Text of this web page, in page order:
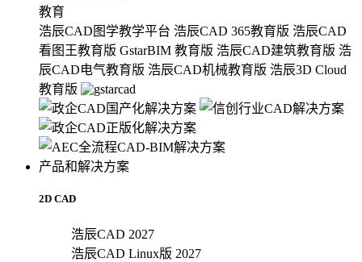
教育
浩辰CAD图学教学平台 浩辰CAD 365教育版 浩辰CAD
看图王教育版 GstarBIM 教育版 浩辰CAD建筑教育版 浩
辰CAD电气教育版 浩辰CAD机械教育版 浩辰3D Cloud
教育版
产品和解决方案
2D CAD
浩辰CAD 2027
浩辰CAD Linux版 2027